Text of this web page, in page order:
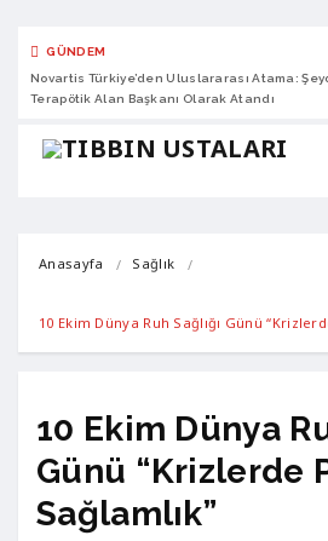
GÜNDEM
Novartis Türkiye’den Uluslararası Atama:
Terapötik Alan Başkanı Olarak Atandı
Anasayfa Sağlık
10 Ekim Dünya Ruh Sağlığı Günü
10 Ekim Dünya
Günü “Krizlerde
Sağlamlık”